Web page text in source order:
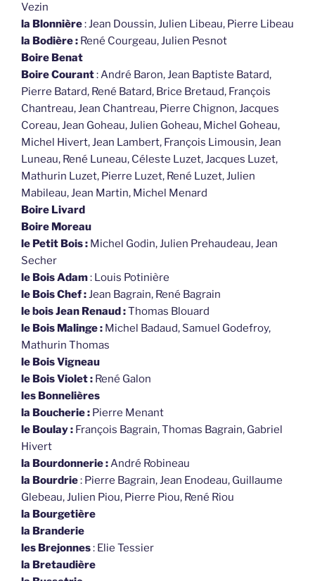
Vezin
la Blonnière: Jean Doussin, Julien Libeau, Pierre Libeau
la Bodière : René Courgeau, Julien Pesnot
Boire Benat
Boire Courant: André Baron, Jean Baptiste Batard,
Pierre Batard, René Batard, Brice Bretaud, François
Chantreau, Jean Chantreau, Pierre Chignon, Jacques
Coreau, Jean Goheau, Julien Goheau, Michel Goheau,
Michel Hivert, Jean Lambert, François Limousin, Jean
Luneau, René Luneau, Céleste Luzet, Jacques Luzet,
Mathurin Luzet, Pierre Luzet, René Luzet, Julien
Mabileau, Jean Martin, Michel Menard
Boire Livard
Boire Moreau
le Petit Bois : Michel Godin, Julien Prehaudeau, Jean
Secher
le Bois Adam: Louis Potinière
le Bois Chef :Jean Bagrain, René Bagrain
le bois Jean Renaud :Thomas Blouard
le Bois Malinge : Michel Badaud, Samuel Godefroy,
Mathurin Thomas
le Bois Vigneau
le Bois Violet : René Galon
les Bonnelières
la Boucherie : Pierre Menant
le Boulay : François Bagrain, Thomas Bagrain, Gabriel
Hivert
la Bourdonnerie :André Robineau
la Bourdrie: Pierre Bagrain, Jean Enodeau, Guillaume
Glebeau, Julien Piou, Pierre Piou, René Riou
la Bourgetière
la Branderie
les Brejonnes: Elie Tessier
la Bretaudière